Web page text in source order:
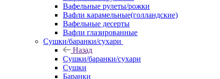
Вафельные рулеты/рожки
Вафли карамельные(голландские)
Вафельные десерты
Вафли глазированные
Сушки/баранки/сухари
Назад
Сушки/баранки/сухари
Сушки
Баранки